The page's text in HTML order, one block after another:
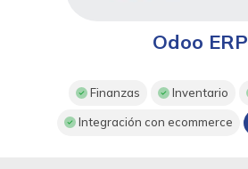
Odoo ERP
Finanzas Inventario
Integración con ecommerce